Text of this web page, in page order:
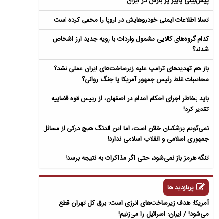
تسلا اطلاعات ایمنی خودروهایش در اروپا را مخفی کرده است
کدام گروه‌های کالایی مشمول واردات با رویه جدید ارز اشخاص
شدند؟
باز هم تهدیدهای ترامپ علیه زیرساخت‌های ایران عملی نشد؟
محاسبات غلط رئیس جمهور آمریکا یا جنگ روانی؟
باید بخاطر اجرای احکام اعدام در اصفهان، از رییس قوه قضاییه
تقدیر کرد!
نمی‌گویم پزشکیان خائن است، اما این الدنگ هیچ درکی از مسائل
جمهوری اسلامی و انقلاب اسلامی ندارد!
تنگه هرمز باز نمی‌شود، حتی اگر مذاکرات به نتیجه برسد!
پربازدید ها
آمریکا: هدف زیرساخت‌های انرژی است؛ برق کل تهران قطع
می‌شود! / ایران: اسرائیل را می‌زنیم!